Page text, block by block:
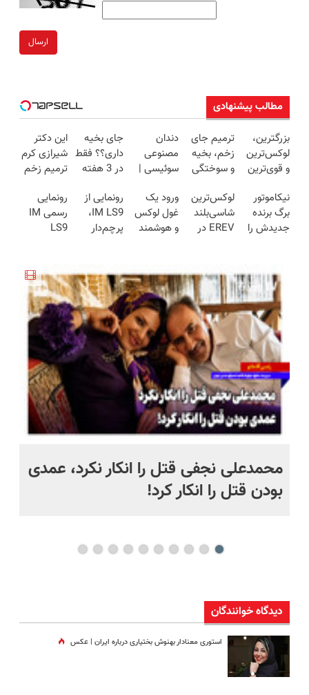
ارسال
مطالب پیشنهادی
بزرگترین،
لوکس‌ترین
و قوی‌ترین
EREV در
در ایران
رونمایی شد
ترمیم جای
زخم، بخیه
و سوختگی
هفته!!😍
دندان
مصنوعی
سوئیسی |
مقاوم،
طبیعی!
ویزیت
جای بخیه
داری؟؟ فقط
در 3 هفته
کن!😍
این دکتر
شیرازی کرم
ترمیم زخم
ساخت!!!
نیکاموتور
برگ برنده
جدیدش را
وارد بازار
ایران شد
لوکس‌ترین
شاسی‌بلند
EREV در
رونمایی
شد!
ورود یک
غول لوکس
و هوشمند
رونمایی شد
رونمایی از
IM LS9،
پرچم‌دار
بازار ایران
شد
رونمایی
رسمی IM
LS9
ایران
محمدعلی نجفی قتل را انکار نکرد، عمدی
بودن قتل را انکار کرد!
دیدگاه خوانندگان
استوری معنادار بهنوش بختیاری درباره ایران | عکس